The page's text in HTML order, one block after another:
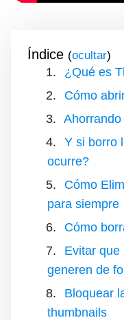
Índice ( )
¿Qué es
Cómo
Y si borro
ocurre?
Cómo
para siempre
Cómo
Evitar que
generen de
Bloquear
thumbnails